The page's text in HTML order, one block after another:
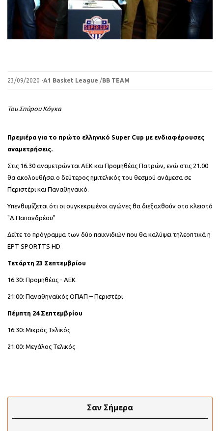
23/09/2020 -A1 Basket League /BB TEAM
Του Σπύρου Κόγκα
Πρεμιέρα για το πρώτο ελληνικό Super Cup με ενδιαφέρουσες
αναμετρήσεις.
Στις 16.30 αναμετρώνται ΑΕΚ και Προμηθέας Πατρών, ενώ στις 21.00
θα ακολουθήσει ο δεύτερος ημιτελικός του θεσμού ανάμεσα σε
Περιστέρι και Παναθηναϊκό.
Υπενθυμίζεται ότι οι συγκεκριμένοι αγώνες θα διεξαχθούν στο κλειστό
"Α.Παπανδρέου"
Δείτε το πρόγραμμα των δύο παιχνιδιών που θα καλύψει τηλεοπτικά η
ΕΡΤ SPORTTS HD
Τετάρτη 23 Σεπτεμβρίου
16:30: Προμηθέας - ΑΕΚ
21:00: Παναθηναϊκός ΟΠΑΠ – Περιστέρι
Πέμπτη 24 Σεπτεμβρίου
16:30: Μικρός Τελικός
21:00: Μεγάλος Τελικός
Σαν Σήμερα